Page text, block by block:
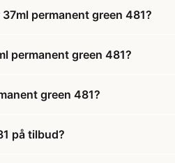
permanent green 481?
permanent green 481?
green 481?
på tilbud?